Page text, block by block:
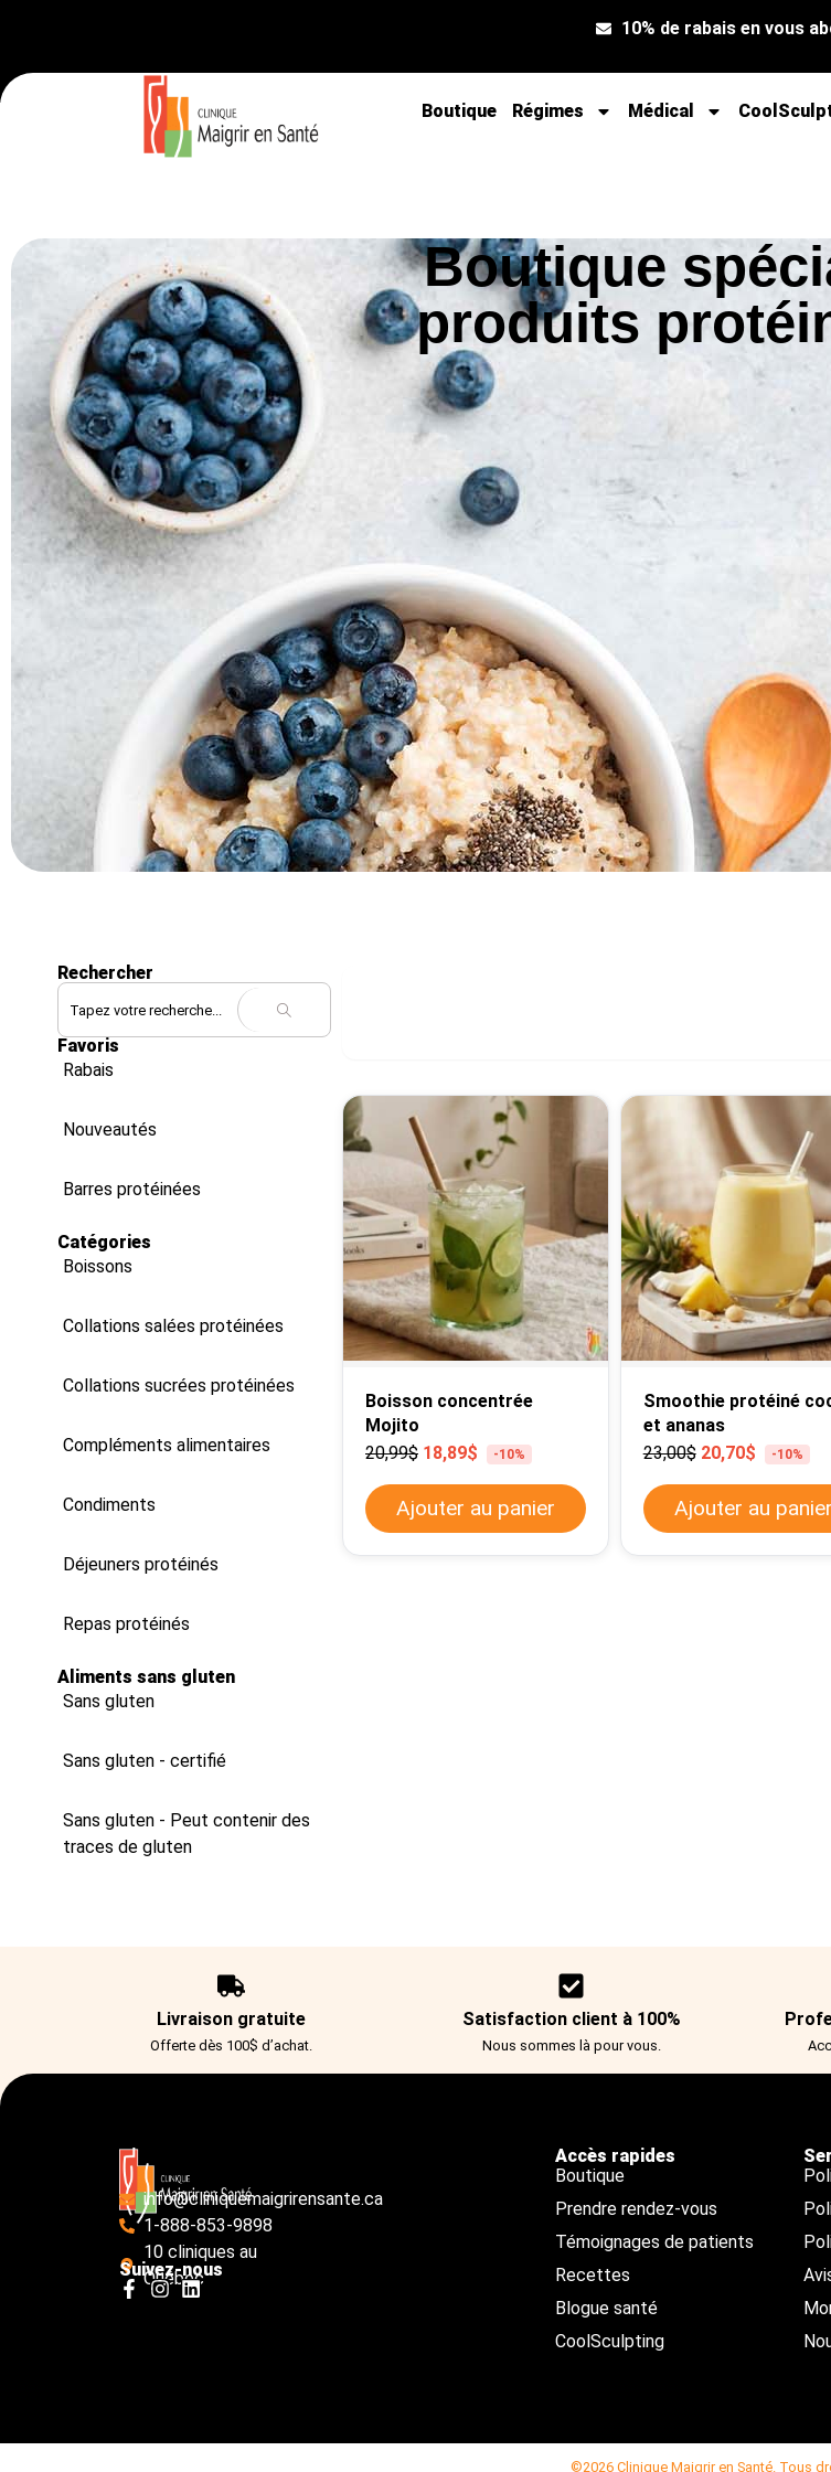
10% de rabais en vous
Boutique Régimes Médical
Boutique
produits
Rechercher
Favoris
Rabais
Nouveautés
Barres protéinées
Catégories
Boissons
Collations salées protéinées
Collations sucrées protéinées
Compléments alimentaires
Condiments
Déjeuners protéinés
Repas protéinés
Aliments sans gluten
Sans gluten
Sans gluten - certifié
Sans gluten - Peut contenir des
traces de gluten
Boisson concentrée
Mojito
20,99$ 18,89$ -10%
Ajouter au panier
Smoothie protéiné
et ananas
23,00$ 20,70$ -10%
Ajouter au panier
Livraison gratuite
Offerte dès 100$ d’achat.
Satisfaction client à 100%
Nous sommes là pour vous.
info@cliniquemaigrirensante.ca
1-888-853-9898
10 cliniques au
Québec
Suivez-nous
Accès rapides
Boutique
Prendre rendez-vous
Témoignages de patients
Recettes
Blogue santé
CoolSculpting
©2026 Clinique Maigrir en Santé. Tous